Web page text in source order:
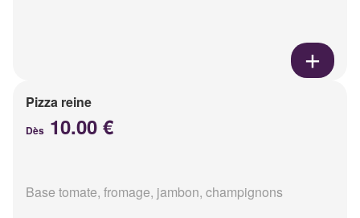
Pizza reine
Dès 10.00 €
Base tomate, fromage, jambon, champignons